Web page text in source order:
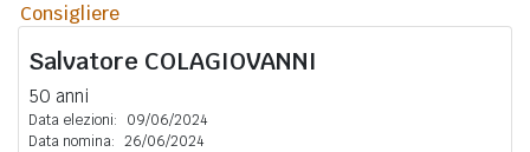
Consigliere
Salvatore COLAGIOVANNI
50 anni
Data elezioni:
09/06/2024
Data nomina: 26/06/2024